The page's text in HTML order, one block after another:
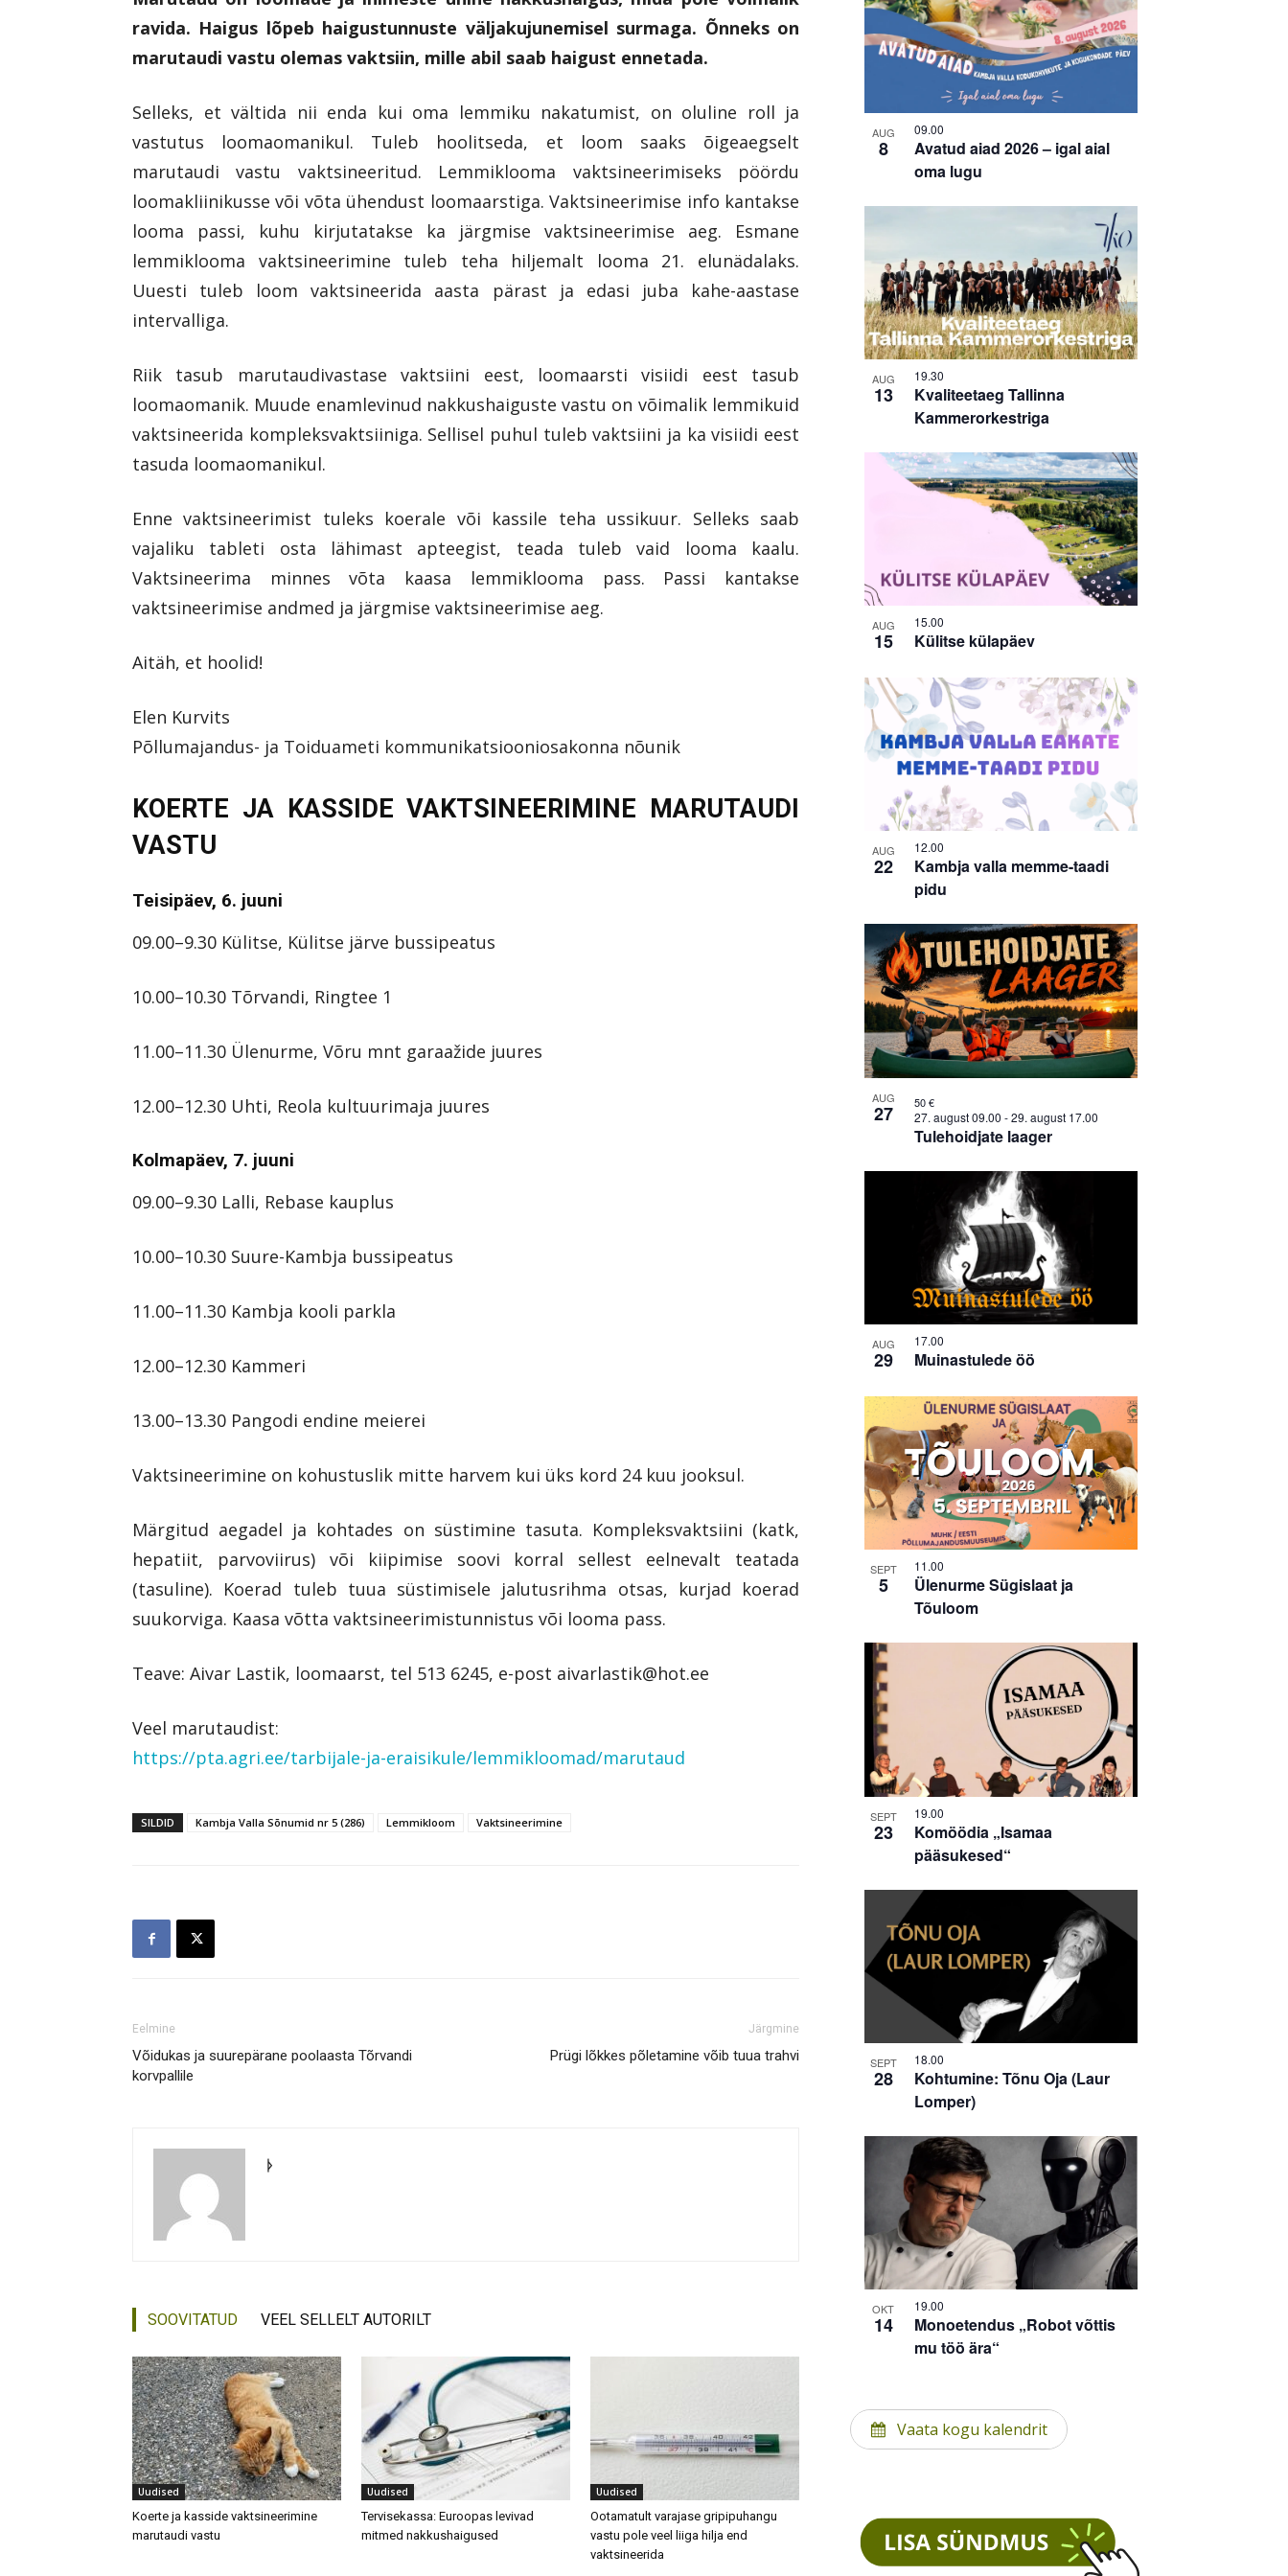
ravida. Haigus lõpeb haigustunnuste väljakujunemisel surmaga. Õnneks on
marutaudi vastu olemas vaktsiin, mille abil saab haigust ennetada.
Selleks, et vältida nii enda kui oma lemmiku nakatumist, on oluline roll ja
vastutus loomaomanikul. Tuleb hoolitseda, et loom saaks õigeaegselt
marutaudi vastu vaktsineeritud. Lemmiklooma vaktsineerimiseks pöördu
loomakliinikusse või võta ühendust loomaarstiga. Vaktsineerimise info kantakse
looma passi, kuhu kirjutatakse ka järgmise vaktsineerimise aeg. Esmane
lemmiklooma vaktsineerimine tuleb teha hiljemalt looma 21. elunädalaks.
Uuesti tuleb loom vaktsineerida aasta pärast ja edasi juba kahe-aastase
intervalliga.
Riik tasub marutaudivastase vaktsiini eest, loomaarsti visiidi eest tasub
loomaomanik. Muude enamlevinud nakkushaiguste vastu on võimalik lemmikuid
vaktsineerida kompleksvaktsiiniga. Sellisel puhul tuleb vaktsiini ja ka visiidi eest
tasuda loomaomanikul.
Enne vaktsineerimist tuleks koerale või kassile teha ussikuur. Selleks saab
vajaliku tableti osta lähimast apteegist, teada tuleb vaid looma kaalu.
Vaktsineerima minnes võta kaasa lemmiklooma pass. Passi kantakse
vaktsineerimise andmed ja järgmise vaktsineerimise aeg.
Aitäh, et hoolid!
Elen Kurvits
Põllumajandus- ja Toiduameti kommunikatsiooniosakonna nõunik
KOERTE JA KASSIDE VAKTSINEERIMINE MARUTAUDI
VASTU
Teisipäev, 6. juuni
09.00–9.30 Külitse, Külitse järve bussipeatus
10.00–10.30 Tõrvandi, Ringtee 1
11.00–11.30 Ülenurme, Võru mnt garaažide juures
12.00–12.30 Uhti, Reola kultuurimaja juures
Kolmapäev, 7. juuni
09.00–9.30 Lalli, Rebase kauplus
10.00–10.30 Suure-Kambja bussipeatus
11.00–11.30 Kambja kooli parkla
12.00–12.30 Kammeri
13.00–13.30 Pangodi endine meierei
Vaktsineerimine on kohustuslik mitte harvem kui üks kord 24 kuu jooksul.
Märgitud aegadel ja kohtades on süstimine tasuta. Kompleksvaktsiini (katk,
hepatiit, parvoviirus) või kiipimise soovi korral sellest eelnevalt teatada
(tasuline). Koerad tuleb tuua süstimisele jalutusrihma otsas, kurjad koerad
suukorviga. Kaasa võtta vaktsineerimistunnistus või looma pass.
Teave: Aivar Lastik, loomaarst, tel 513 6245, e-post aivarlastik@hot.ee
Veel marutaudist:
https://pta.agri.ee/tarbijale-ja-eraisikule/lemmikloomad/marutaud
SILDID Kambja Valla Sõnumid nr 5 (286) Lemmikloom Vaktsineerimine
Eelmine
Võidukas ja suurepärane poolaasta Tõrvandi
korvpallile
Järgmine
Prügi lõkkes põletamine võib tuua trahvi
ᚦ
SOOVITATUD VEEL SELLELT AUTORILT
Uudised
Koerte ja kasside vaktsineerimine
marutaudi vastu
Uudised
Tervisekassa: Euroopas levivad
mitmed nakkushaigused
Uudised
Ootamatult varajase gripipuhangu
vastu pole veel liiga hilja end
vaktsineerida
AUG
8
Avatud aiad 2026 – igal aial
oma lugu
09.00
AUG
13
Kvaliteetaeg Tallinna
Kammerorkestriga
19.30
AUG
15 Külitse külapäev
15.00
AUG
22
Kambja valla memme-taadi
pidu
12.00
AUG
27
Tulehoidjate laager
27. august 09.00 -29. august 17.00
50 €
AUG
29 Muinastulede öö
17.00
SEPT
5
Ülenurme Sügislaat ja
Tõuloom
11.00
SEPT
23
Komöödia „Isamaa
pääsukesed“
19.00
SEPT
28
Kohtumine: Tõnu Oja (Laur
Lomper)
18.00
OKT
14
Monoetendus „Robot võttis
mu töö ära“
19.00
Vaata kogu kalendrit